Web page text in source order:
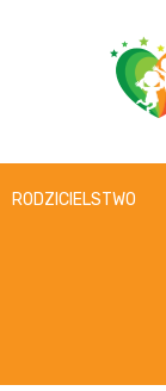
RODZICIELSTWO